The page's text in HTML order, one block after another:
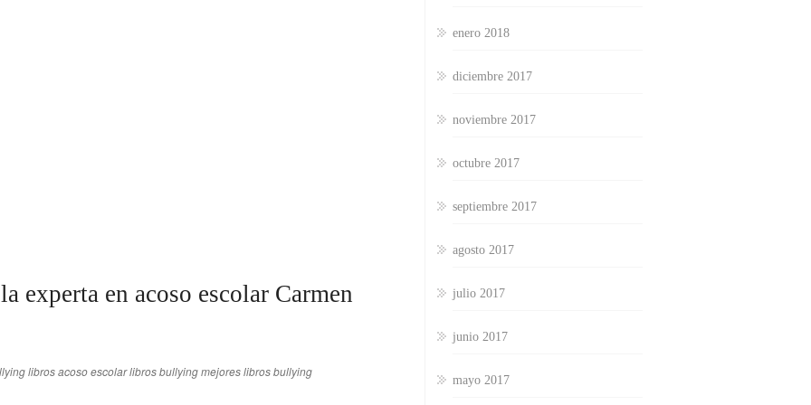
experta en acoso escolar Carmen
libros acoso escolarlibros bullyingmejores libros bullying
enero 2018
diciembre 2017
noviembre 2017
octubre 2017
septiembre 2017
agosto 2017
julio 2017
junio 2017
mayo 2017